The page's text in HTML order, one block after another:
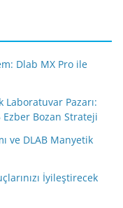
Dlab MX Pro ile
Laboratuvar Pazarı:
Ezber Bozan Strateji
ve DLAB Manyetik
İyileştirecek